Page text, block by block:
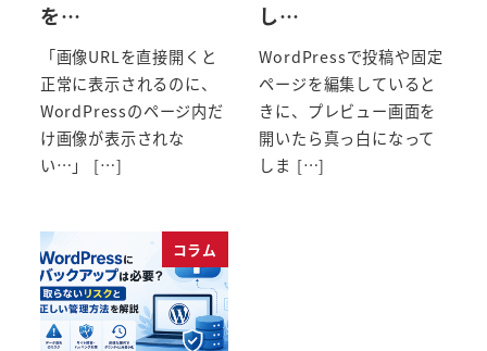
を…
「画像URLを直接開くと
正常に表示されるのに、
WordPressのページ内だ
け画像が表示されな
い…」 […]
し…
WordPressで投稿や固定
ページを編集していると
きに、プレビュー画面を
開いたら真っ白になって
しま […]
コラム